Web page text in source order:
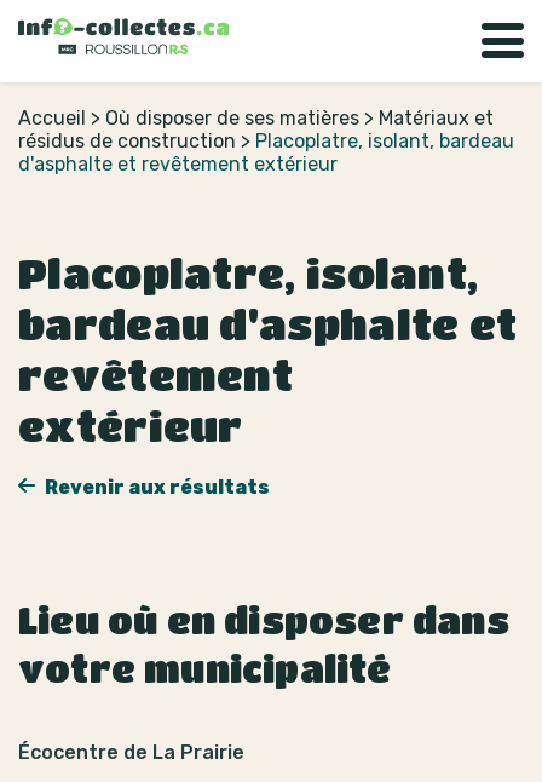
Accueil > Où disposer de ses matières > Matériaux et
résidus de construction > Placoplatre, isolant, bardeau
d'asphalte et revêtement extérieur
Placoplatre, isolant,
bardeau d'asphalte et
revêtement
extérieur
Revenir aux résultats
Lieu où en disposer dans
votre municipalité
Écocentre de La Prairie